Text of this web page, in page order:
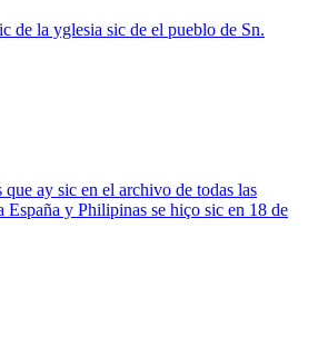
de la yglesia sic de el pueblo de Sn.
ay sic en el archivo de todas las
España y Philipinas se hiço sic en 18 de